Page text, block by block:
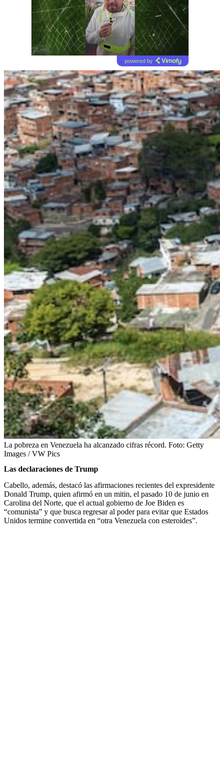
powered by
La pobreza en Venezuela ha alcanzado cifras récord. Foto: Getty
Images / VW Pics
Las declaraciones de Trump
Cabello, además, destacó las afirmaciones recientes del expresidente
Donald Trump, quien afirmó en un mitin, el pasado 10 de junio en
Carolina del Norte, que el actual gobierno de Joe Biden es
“comunista” y que busca regresar al poder para evitar que Estados
Unidos termine convertida en “otra Venezuela con esteroides”.